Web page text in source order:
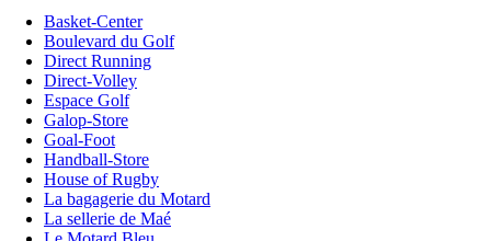
Basket-Center
Boulevard du Golf
Direct Running
Direct-Volley
Espace Golf
Galop-Store
Goal-Foot
Handball-Store
House of Rugby
La bagagerie du Motard
La sellerie de Maé